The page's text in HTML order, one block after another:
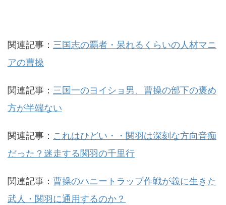
関連記事： 三国志の覇者・呆れるくらいの人材マニ
アの曹操
関連記事： 三国一のヨイショ男、曹操の部下の褒め
方が半端ない
関連記事： これはひどい・・関羽は深刻な方向音痴
だった？迷走する関羽の千里行
関連記事： 曹操のハニートラップ作戦が義に生きた
武人・関羽に通用するのか？